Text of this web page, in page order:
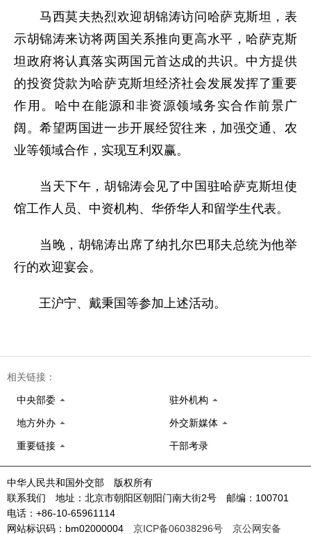
马西莫夫热烈欢迎胡锦涛访问哈萨克斯坦，表
示胡锦涛来访将两国关系推向更高水平，哈萨克斯
坦政府将认真落实两国元首达成的共识。中方提供
的投资贷款为哈萨克斯坦经济社会发展发挥了重要
作用。哈中在能源和非资源领域务实合作前景广
阔。希望两国进一步开展经贸往来，加强交通、农
业等领域合作，实现互利双赢。
当天下午，胡锦涛会见了中国驻哈萨克斯坦使
馆工作人员、中资机构、华侨华人和留学生代表。
当晚，胡锦涛出席了纳扎尔巴耶夫总统为他举
行的欢迎宴会。
王沪宁、戴秉国等参加上述活动。
相关链接：
中央部委 驻外机构
地方外办 外交新媒体
重要链接 干部考录
中华人民共和国外交部 版权所有
联系我们 地址：北京市朝阳区朝阳门南大街2号 邮编：100701
电话：+86-10-65961114
网站标识码：bm02000004 京ICP备06038296号 京公网安备